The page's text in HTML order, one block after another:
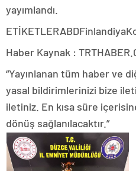
yayımlandı.
Haber Kaynak :
“Yayınlanan tüm haber ve
yasal bildirimlerinizi bize
iletiniz. En kısa süre
dönüş sağlanılacaktır.”